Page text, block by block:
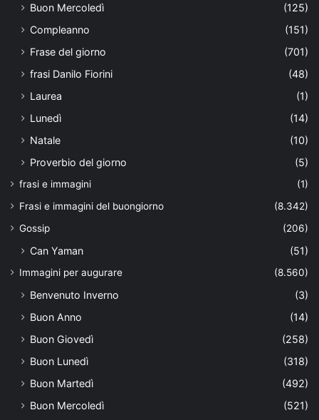
Buon Mercoledì
(125)
Compleanno
(151)
Frase del giorno
(701)
frasi Danilo Fiorini
(48)
Laurea
(1)
Lunedì
(14)
Natale
(10)
Proverbio del giorno
(5)
frasi e immagini
(1)
Frasi e immagini del buongiorno
(8.342)
Gossip
(206)
Can Yaman (51)
Immagini per augurare (8.560)
Benvenuto Inverno
(3)
Buon Anno
(14)
Buon Giovedì
(258)
Buon Lunedì
(318)
Buon Martedì
(492)
Buon Mercoledì
(521)